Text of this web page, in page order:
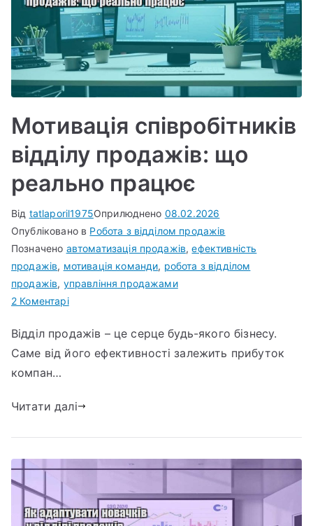
Мотивація співробітників
відділу продажів: що
реально працює
Від tatlaporil1975Оприлюднено 08.02.2026
Опубліковано в Робота з відділом продажів
Позначено автоматизація продажів,ефективність
продажів, мотивація команди, робота з відділом
продажів, управління продажами
2 Коментарідо
співробітників
відділу
реально
Відділ продажів – це серце будь-якого бізнесу.
Саме від його ефективності залежить прибуток
компан…
Читати далі